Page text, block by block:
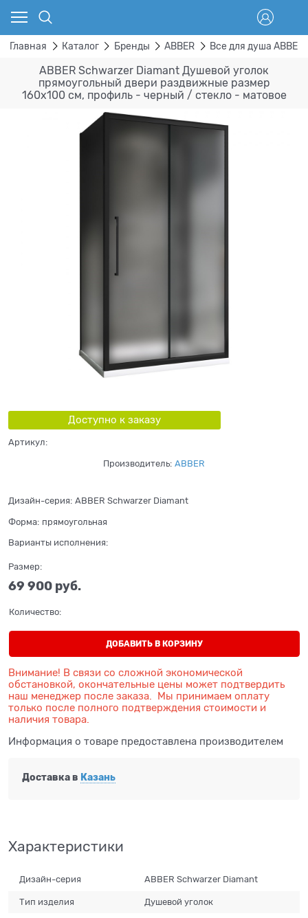
Главная Каталог Бренды ABBER Все для душа ABBER
ABBER Schwarzer Diamant Душевой уголок
прямоугольный двери раздвижные размер
160x100 см, профиль - черный / стекло - матовое
Доступно к заказу
Артикул:
Производитель: ABBER
Дизайн-серия: ABBER Schwarzer Diamant
Форма: прямоугольная
Варианты исполнения:
Размер:
69 900 руб.
Количество:
ДОБАВИТЬ В КОРЗИНУ
Внимание! В связи со сложной экономической
обстановкой, окончательные цены может подтвердить
наш менеджер после заказа. Мы принимаем оплату
только после полного подтверждения стоимости и
наличия товара.
Информация о товаре предоставлена производителем
Доставка в Казань
Характеристики
Дизайн-серия ABBER Schwarzer Diamant
Тип изделия Душевой уголок